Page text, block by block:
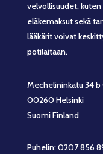
velvollisuudet,
eläkemaksut sekä
lääkärit voivat
potilaitaan.
Mechelininkatu 34 b
00260 Helsinki
Suomi Finland
Puhelin: 0207 856